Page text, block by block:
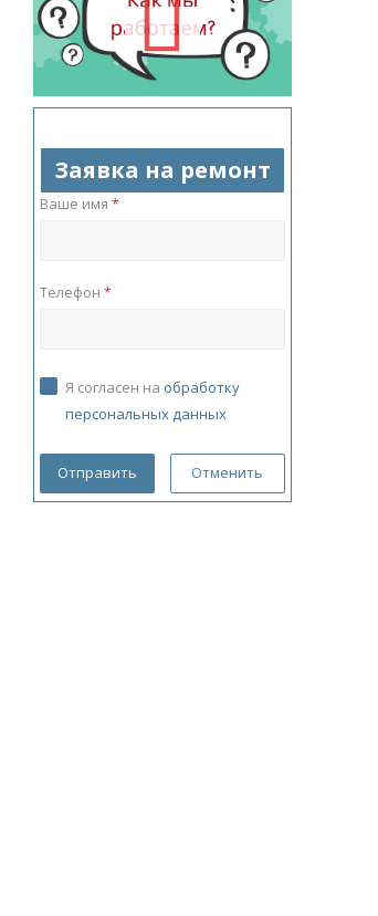
Заявка на ремонт
Ваше имя *
Телефон *
Я согласен на обработку
персональных данных
Отменить